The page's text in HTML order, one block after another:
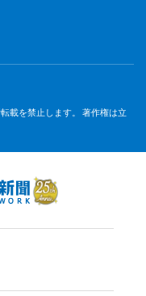
載を禁止します。 著作権は立